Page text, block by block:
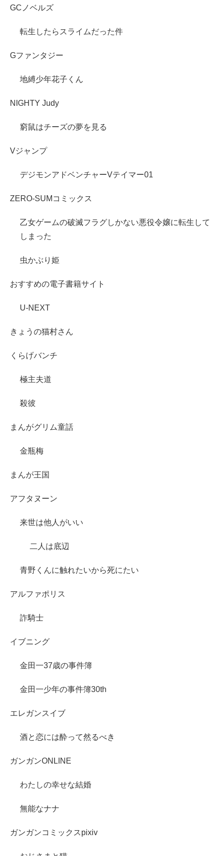
GCノベルズ
転生したらスライムだった件
Gファンタジー
地縛少年花子くん
NIGHTY Judy
窮鼠はチーズの夢を見る
Vジャンプ
デジモンアドベンチャーVテイマー01
ZERO-SUMコミックス
乙女ゲームの破滅フラグしかない悪役令嬢に転生して
しまった
虫かぶり姫
おすすめの電子書籍サイト
U-NEXT
きょうの猫村さん
くらげバンチ
極主夫道
殺彼
まんがグリム童話
金瓶梅
まんが王国
アフタヌーン
来世は他人がいい
二人は底辺
青野くんに触れたいから死にたい
アルファポリス
詐騎士
イブニング
金田一37歳の事件簿
金田一少年の事件簿30th
エレガンスイブ
酒と恋には酔って然るべき
ガンガンONLINE
わたしの幸せな結婚
無能なナナ
ガンガンコミックスpixiv